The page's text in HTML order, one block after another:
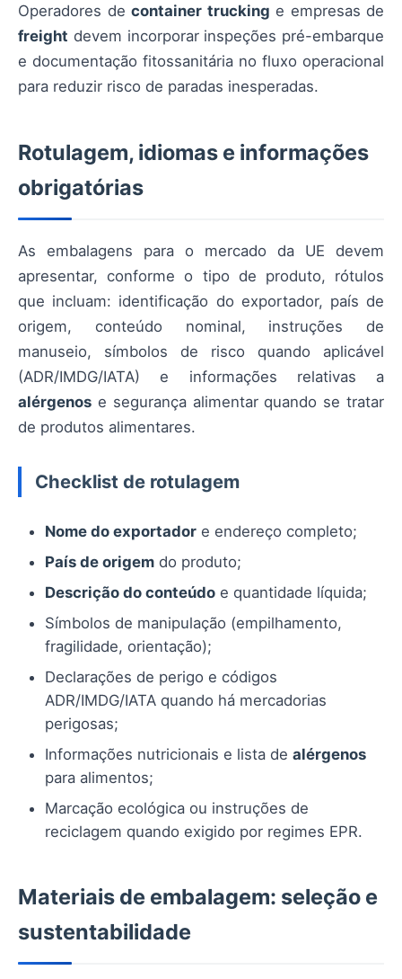
Operadores de container trucking e empresas de
freight devem incorporar inspeções pré-embarque
e documentação fitossanitária no fluxo operacional
para reduzir risco de paradas inesperadas.
Rotulagem, idiomas e informações
obrigatórias
As embalagens para o mercado da UE devem
apresentar, conforme o tipo de produto, rótulos
que incluam: identificação do exportador, país de
origem, conteúdo nominal, instruções de
manuseio, símbolos de risco quando aplicável
(ADR/IMDG/IATA) e informações relativas a
alérgenos e segurança alimentar quando se tratar
de produtos alimentares.
Checklist de rotulagem
Nome do exportador e endereço completo;
País de origem do produto;
Descrição do conteúdo e quantidade líquida;
Símbolos de manipulação (empilhamento,
fragilidade, orientação);
Declarações de perigo e códigos
ADR/IMDG/IATA quando há mercadorias
perigosas;
Informações nutricionais e lista de alérgenos
para alimentos;
Marcação ecológica ou instruções de
reciclagem quando exigido por regimes EPR.
Materiais de embalagem: seleção e
sustentabilidade